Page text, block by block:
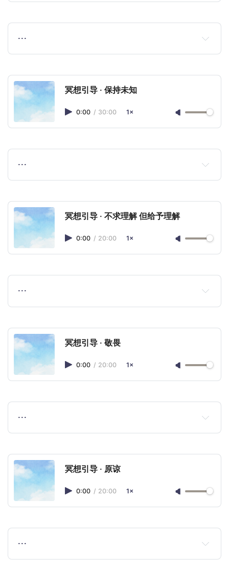
…
冥想引导 · 保持未知
0:00 / 30:00 1×
…
冥想引导 · 不求理解 但给予理解
0:00 / 20:00 1×
…
冥想引导 · 敬畏
0:00 / 20:00 1×
…
冥想引导 · 原谅
0:00 / 20:00 1×
…